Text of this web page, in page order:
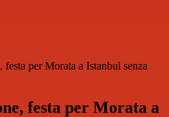
festa per Morata a Istanbul senza
festa per Morata a